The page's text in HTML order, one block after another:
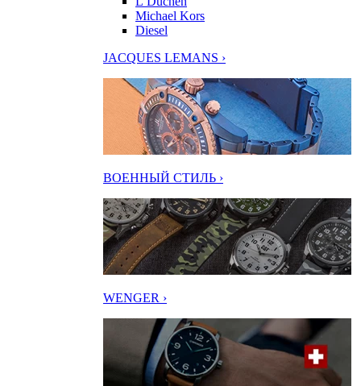
Michael Kors
Diesel
JACQUES LEMANS ›
ВОЕННЫЙ СТИЛЬ ›
WENGER ›